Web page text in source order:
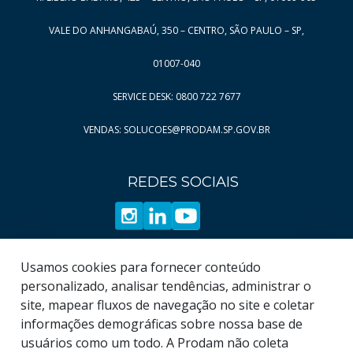
Página
Página
Página
18
Página
19
Página
65
Página
66
VALE DO ANHANGABAÚ, 350 – CENTRO, SÃO PAULO – SP,
01007-040
SERVICE DESK: 0800 722 7677
VENDAS: SOLUCOES@PRODAM.SP.GOV.BR
REDES SOCIAIS
Usamos cookies para fornecer conteúdo
personalizado, analisar tendências, administrar o
site, mapear fluxos de navegação no site e coletar
informações demográficas sobre nossa base de
usuários como um todo. A Prodam não coleta